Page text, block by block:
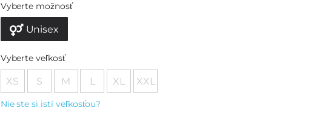
Vyberte možnosť
Unisex
Vyberte veľkosť
XS S M L XL XXL
Nie ste si istí veľkosťou?